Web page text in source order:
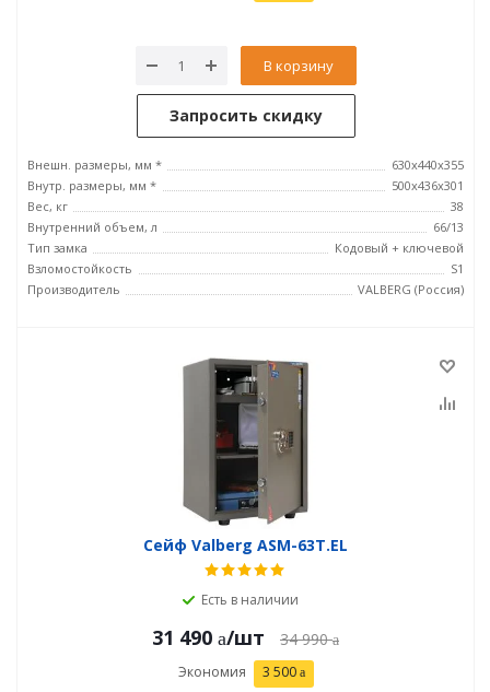
В корзину
Запросить скидку
Внешн. размеры, мм *
630x440x355
Внутр. размеры, мм *
500х436х301
Вес, кг
38
Внутренний объем, л
66/13
Тип замка
Кодовый + ключевой
Взломостойкость
S1
Производитель
VALBERG (Россия)
Сейф Valberg ASM-63Т.EL
Есть в наличии
31 490 /шт 34 990
Экономия 3 500